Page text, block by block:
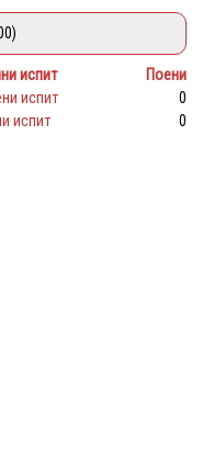
испит
Поени
испит
0
испит
0